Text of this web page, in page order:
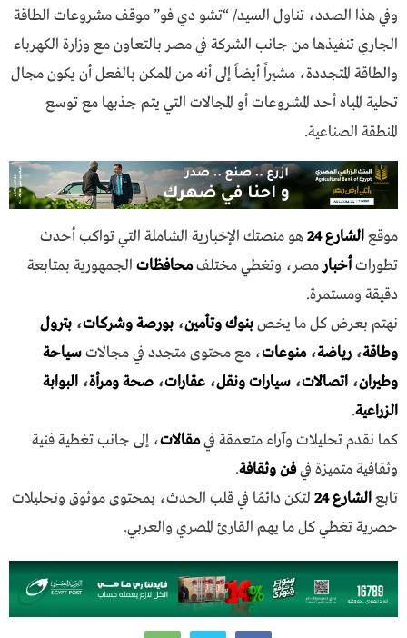
وفي هذا الصدد، تناول السيد/ “تشو دي فو” موقف مشروعات الطاقة
الجاري تنفيذها من جانب الشركة في مصر بالتعاون مع وزارة الكهرباء
والطاقة المتجددة، مشيراً أيضاً إلى أنه من الممكن بالفعل أن يكون مجال
تحلية المياه أحد المشروعات أو المجالات التي يتم جذبها مع توسع
المنطقة الصناعية.
موقعالشارع 24
هو منصتك الإخبارية الشاملة التي تواكب أحدث
تطوراتأخبارمصر، وتغطي مختلفمحافظات الجمهورية بمتابعة
دقيقة ومستمرة.
نهتم بعرض كل ما يخصبنوك وتأمين، بورصة وشركات، بترول
وطاقة، رياضة،منوعات، مع محتوى متجدد في مجالاتسياحة
وطيران، اتصالات، سيارات ونقل، عقارات، صحة ومرأة، البوابة
الزراعية.
كما نقدم تحليلات وآراء متعمقة فيمقالات، إلى جانب تغطية فنية
وثقافية متميزة فيفن وثقافة.
تابعالشارع 24
لتكن دائمًا في قلب الحدث، بمحتوى موثوق وتحليلات
حصرية تغطي كل ما يهم القارئ المصري والعربي.